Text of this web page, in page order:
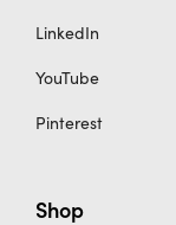
LinkedIn
YouTube
Pinterest
Shop